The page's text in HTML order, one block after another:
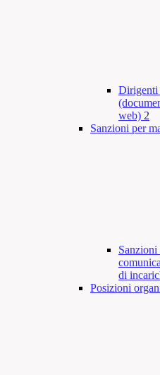
Dirigenti
web) 2
Sanzioni per
Sanzioni
di
Posizioni